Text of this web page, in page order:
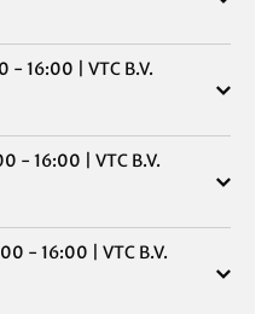
- 16:00
VTC B.V.
- 16:00
VTC B.V.
- 16:00
VTC B.V.